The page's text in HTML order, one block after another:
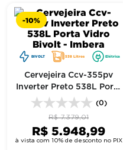
-10%
BIVOLT 538 Litros Elétrica
Cervejeira Ccv-355pv
Inverter Preto 538L Porta
Vidro Bivolt - Imbera
(0)
R$ 7.379,01
R$ 5.948,99
à vista com 10% de desconto no PIX